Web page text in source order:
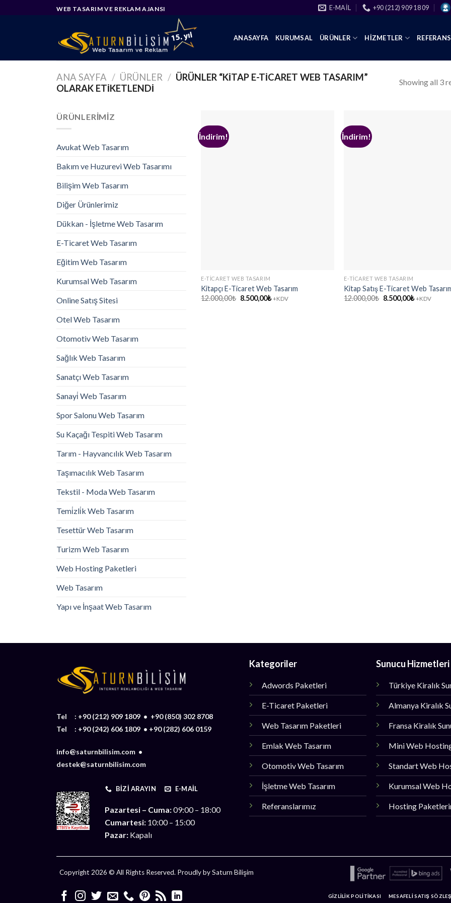
WEB TASARIM VE REKLAM AJANSI E-MAIL +90 (212) 909 18 09
ANASAYFA KURUMSAL ÜRÜNLER HIZMETLER
ANA SAYFA / ÜRÜNLER / ÜRÜNLER “KITAP E-TICARET WEB TASARIM”
OLARAK ETIKETLENDI
Showing all 3
ÜRÜNLERIMIZ
Avukat Web Tasarım
Bakım ve Huzurevi Web Tasarımı
Bilişim Web Tasarım
Diğer Ürünlerimiz
Dükkan - İşletme Web Tasarım
E-Ticaret Web Tasarım
Eğitim Web Tasarım
Kurumsal Web Tasarım
Online Satış Sitesi
Otel Web Tasarım
Otomotiv Web Tasarım
Sağlık Web Tasarım
Sanatçı Web Tasarım
Sanayi̇ Web Tasarım
Spor Salonu Web Tasarım
Su Kaçağı Tespiti Web Tasarım
Tarım - Hayvancılık Web Tasarım
Taşımacılık Web Tasarım
Tekstil - Moda Web Tasarım
Temi̇zli̇k Web Tasarım
Tesettür Web Tasarım
Turizm Web Tasarım
Web Hosting Paketleri
Web Tasarım
Yapı ve İnşaat Web Tasarım
İndirim!
E-TICARET WEB TASARIM
Kitapçı E-Ticaret Web Tasarım
12.000,00₺ Orijinal
8.500,00₺Şu
+KDV
İndirim!
E-TICARET WEB TASARIM
Kitap Satış E-Ticaret Web
12.000,00₺ Orijinal
8.500,00₺Şu
+KDV
Tel : +90 (212) 909 1809 • +90 (850) 302 8708
Tel : +90 (242) 606 1809 • +90 (282) 606 0159
info@saturnbilisim.com •
destek@saturnbilisim.com
BIZI ARAYIN E-MAIL
Pazartesi – Cuma:09:00 – 18:00
Cumartesi:10:00 – 15:00
Pazar:Kapalı
Kategoriler
Adwords Paketleri
E-Ticaret Paketleri
Web Tasarım Paketleri
Emlak Web Tasarım
Otomotiv Web Tasarım
İşletme Web Tasarım
Referanslarımız
Sunucu Hizmetleri
Türkiye Kiralık
Almanya Kiralık
Fransa Kiralık
Mini Web
Standart Web
Kurumsal Web
Hosting
Copyright 2026 © All Rights Reserved. Proudly by Saturn Bilişim
GİZLİLİK POLİTİKASI MESAFELİ SATIŞ